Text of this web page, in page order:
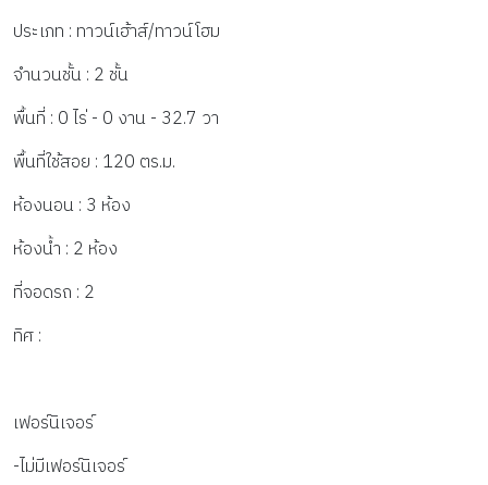
ประเภท : ทาวน์เฮ้าส์/ทาวน์โฮม
จำนวนชั้น : 2 ชั้น
พื้นที่ : 0 ไร่ - 0 งาน - 32.7 วา
พื้นที่ใช้สอย : 120 ตร.ม.
ห้องนอน : 3 ห้อง
ห้องน้ำ : 2 ห้อง
ที่จอดรถ : 2
ทิศ :
เฟอร์นิเจอร์
-ไม่มีเฟอร์นิเจอร์